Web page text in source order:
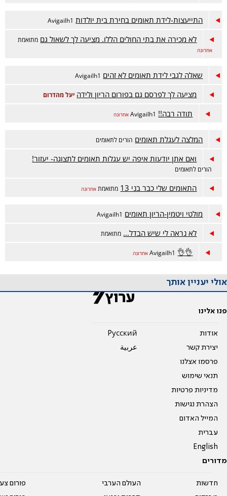
התייעצות-לידת תאומים בחירת בית יולדות Avigailh1
לא מכירה את בתי החולים הללו. מציעה לך לשאול גם מתואמת
אחרונה
שאלה לגבי לידת תאומים לא זהים Avigailh1
מציעה לך לפרסם גם בפורום הריון ולידה יעל מהדרום
תודה רבה!! Avigailh1 אחרונה
המלצה לעגלת תאומים הורים לתאומים
ואם אתן יודעות איפה יש עגלות תאומים לתצוגה- יעזור!
הורים לתאומים
התאומים שלי כבר בני 13 מתואמת אחרונה
מולטי ויטמין-הריון תאומים Avigailh1
לא נראה לי שיש הבדל... מתואמת
👌👌
Avigailh1 אחרונה
אולי יעניין אותך
פנו אלינו
אודות
יצירת קשר
פרסמו אצלנו
תנאי שימוש
מדיניות פרטיות
הצהרת נגישות
המייל האדום
עברית
English
Pусский
عربية
מדורים
חדשות
העולם הערבי
פורום